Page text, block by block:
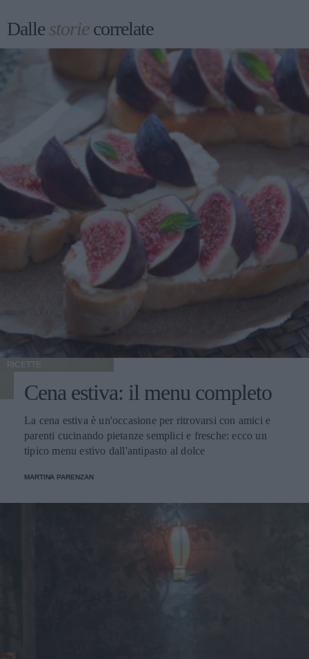
Dallestoriecorrelate
RICETTE
Cena estiva: il menu completo
La cena estiva è un'occasione per ritrovarsi con amici e
parenti cucinando pietanze semplici e fresche: ecco un
tipico menu estivo dall'antipasto al dolce
MARTINA PARENZAN